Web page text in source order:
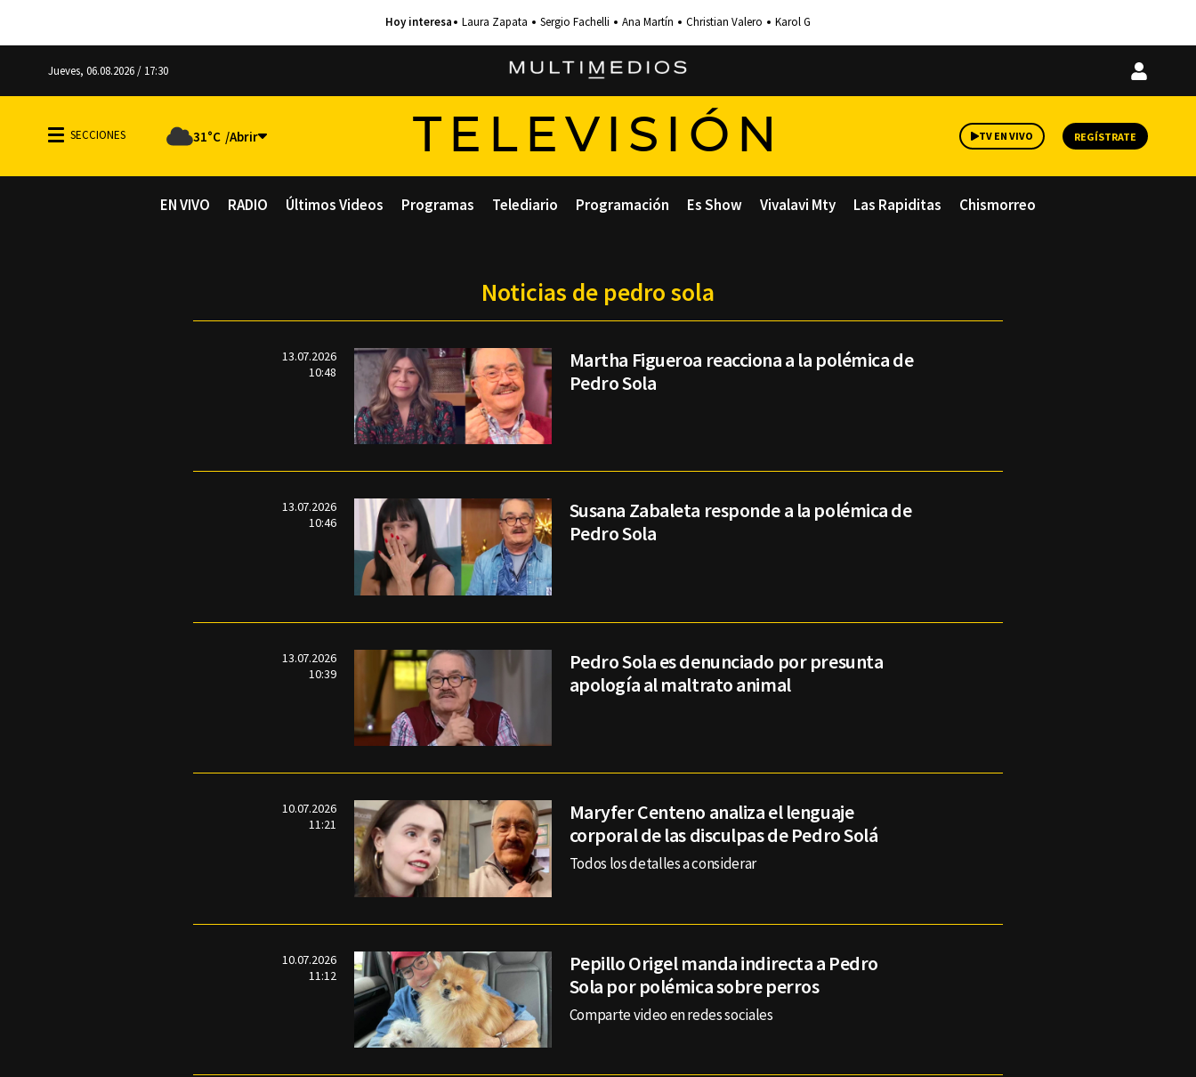
Laura Zapata Sergio Fachelli Ana Martín Christian Valero Karol G
Jueves, 06.08.2026 / 17:30
Iniciar
31°C TELEVISIÓN TV EN VIVO REGÍSTRATE
EN VIVO RADIO Últimos Videos Programas Telediario Programación Es Show Vivalavi Mty Las Rapiditas Chismorreo
Noticias de pedro sola
13.07.2026
10:48
Martha Figueroa reacciona a la polémica de
Pedro Sola
13.07.2026
10:46
Susana Zabaleta responde a la polémica de
Pedro Sola
13.07.2026
10:39
Pedro Sola es denunciado por presunta
apología al maltrato animal
10.07.2026
11:21
Maryfer Centeno analiza el lenguaje
corporal de las disculpas de Pedro Solá
Todos los detalles a considerar
10.07.2026
11:12
Pepillo Origel manda indirecta a Pedro
Sola por polémica sobre perros
Comparte video en redes sociales